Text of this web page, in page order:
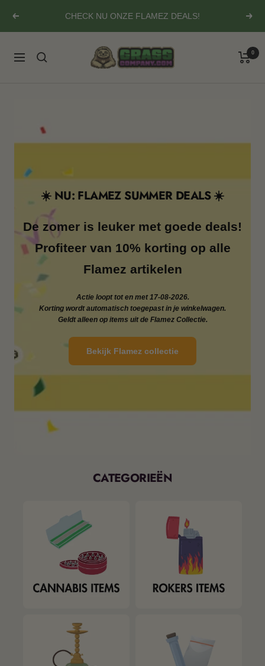
naar
inhoud
Vorige CHECK NU ONZE FLAMEZ DEALS!
Navigatie Grasscompany.com 0
☀️ NU: FLAMEZ SUMMER DEALS ☀️
De zomer is leuker met goede deals!
Profiteer van 10% korting op alle
Flamez artikelen
Actie loopt tot en met 17-08-2026.
Korting wordt automatisch toegepast in je winkelwagen.
Geldt alleen op items uit de Flamez Collectie.
Bekijk Flamez collectie
CATEGORIEËN